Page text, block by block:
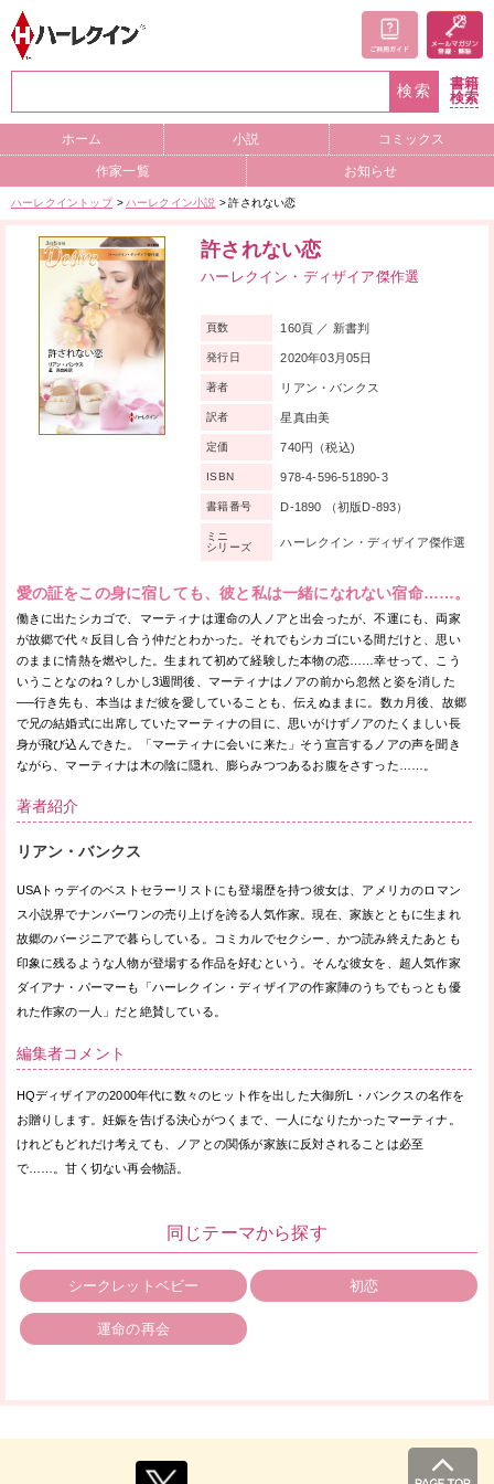
検索
書籍
検索
ホーム 小説 コミックス
作家一覧 お知らせ
ハーレクイントップ ハーレクイン小説 許されない恋
許されない恋
ハーレクイン・ディザイア傑作選
愛の証をこの身に宿しても、彼と私は一緒になれない宿命……。
働きに出たシカゴで、マーティナは運命の人ノアと出会ったが、不運にも、両家
が故郷で代々反目し合う仲だとわかった。それでもシカゴにいる間だけと、思い
のままに情熱を燃やした。生まれて初めて経験した本物の恋……幸せって、こう
いうことなのね？しかし3週間後、マーティナはノアの前から忽然と姿を消した
──行き先も、本当はまだ彼を愛していることも、伝えぬままに。数カ月後、故郷
で兄の結婚式に出席していたマーティナの目に、思いがけずノアのたくましい長
身が飛び込んできた。「マーティナに会いに来た」そう宣言するノアの声を聞き
ながら、マーティナは木の陰に隠れ、膨らみつつあるお腹をさすった……。
頁数 160頁 ／ 新書判
発行日 2020年03月05日
著者 リアン・バンクス
訳者 星真由美
定価 740円（税込)
ISBN 978-4-596-51890-3
書籍番号 D-1890 （初版D-893）
ミニ
シリーズ
ハーレクイン・ディザイア傑作選
著者紹介
リアン・バンクス
USAトゥデイのベストセラーリストにも登場歴を持つ彼女は、アメリカのロマン
ス小説界でナンバーワンの売り上げを誇る人気作家。現在、家族とともに生まれ
故郷のバージニアで暮らしている。コミカルでセクシー、かつ読み終えたあとも
印象に残るような人物が登場する作品を好むという。そんな彼女を、超人気作家
ダイアナ・パーマーも「ハーレクイン・ディザイアの作家陣のうちでもっとも優
れた作家の一人」だと絶賛している。
編集者コメント
HQディザイアの2000年代に数々のヒット作を出した大御所L・バンクスの名作を
お贈りします。妊娠を告げる決心がつくまで、一人になりたかったマーティナ。
けれどもどれだけ考えても、ノアとの関係が家族に反対されることは必至
で……。甘く切ない再会物語。
同じテーマから探す
シークレットベビー 初恋
運命の再会